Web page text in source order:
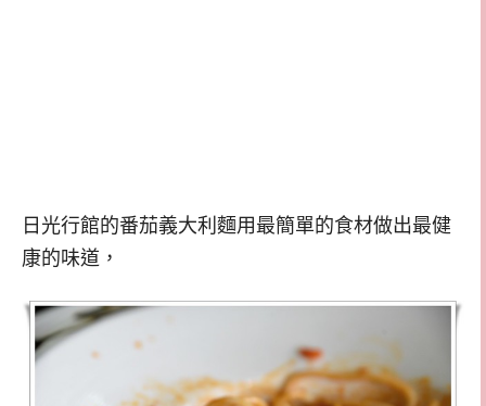
日光行館的番茄義大利麵用最簡單的食材做出最健
康的味道，